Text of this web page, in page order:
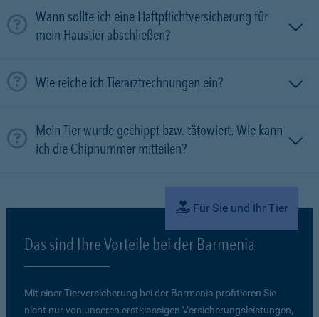
Wann sollte ich eine Haftpflichtversicherung für
mein Haustier abschließen?
Wie reiche ich Tierarztrechnungen ein?
Mein Tier wurde gechippt bzw. tätowiert. Wie kann
ich die Chipnummer mitteilen?
Für Sie und Ihr Tier
Das sind Ihre Vorteile bei der Barmenia
Mit einer Tierversicherung bei der Barmenia profitieren Sie
nicht nur von unseren erstklassigen Versicherungsleistungen,